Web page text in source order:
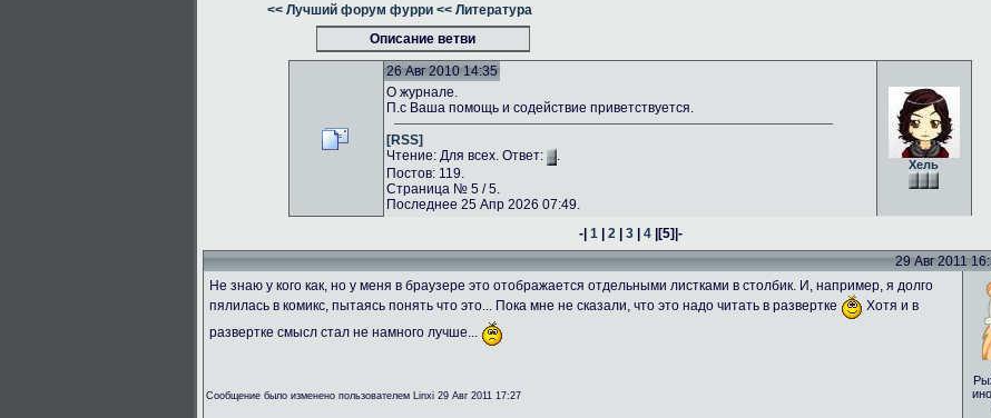
<< Лучший форум фурри << Литература
Описание ветви
26 Авг 2010 14:35
Хель
О журнале.
П.с Ваша помощь и содействие приветствуется.
[RSS]
Чтение: Для всех. Ответ:
.
Постов: 119.
Страница № 5 / 5.
Последнее 25 Апр 2026 07:49.
-| 1| 2| 3| 4|[5]|-
29 Авг 2011
Не знаю у кого как, но у меня в браузере это отображается отдельными листками в столбик. И, например, я долго
пялилась в комикс, пытаясь понять что это... Пока мне не сказали, что это надо читать в развертке
Хотя и в
развертке смысл стал не намного лучше...
Сообщение было изменено пользователем Linxi 29 Авг 2011 17:27